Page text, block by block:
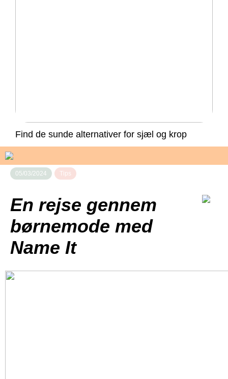
Find de sunde alternativer for sjæl og krop
05/03/2024 Tips
En rejse gennem
børnemode med
Name It